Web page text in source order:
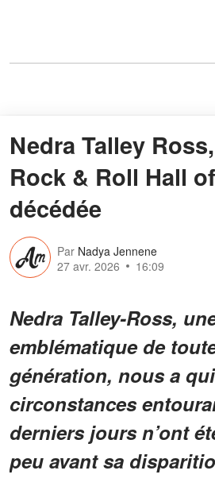
Nedra Talley
Rock & Roll Hall
décédée
Par Nadya Jennene
27 avr. 2026
16:09
Nedra Talley-Ross,
emblématique de
génération, nous a
circonstances
derniers jours n’ont
peu avant sa